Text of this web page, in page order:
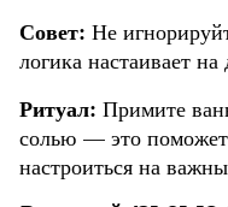
Совет: Не
логика настаивает на
Ритуал: Примите
солью — это
настроиться на